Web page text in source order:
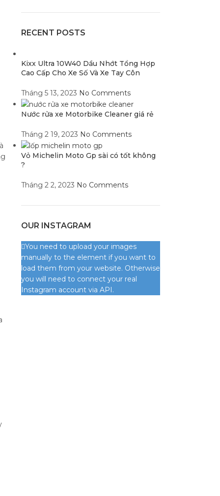
RECENT POSTS
Kixx Ultra 10W40 Dầu Nhớt Tổng Hợp
Cao Cấp Cho Xe Số Và Xe Tay Côn
Tháng 5 13, 2023 No Comments
Nước rửa xe Motorbike Cleaner giá rẻ
Tháng 2 19, 2023 No Comments
Vỏ Michelin Moto Gp sài có tốt không
?
Tháng 2 2, 2023 No Comments
OUR INSTAGRAM
You need to upload your images
manually to the element if you want to
load them from your website. Otherwise
you will need to connect your real
Instagram account via API.